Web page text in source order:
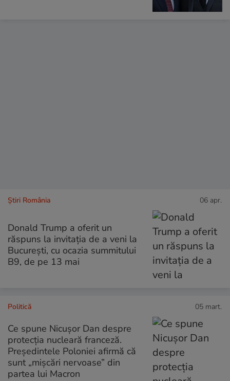
Știri România 06 apr.
Donald Trump a oferit un
răspuns la invitația de a veni la
București, cu ocazia summitului
B9, de pe 13 mai
Politică 05 mart.
Ce spune Nicușor Dan despre
protecția nucleară franceză.
Președintele Poloniei afirmă că
sunt „mișcări nervoase” din
partea lui Macron